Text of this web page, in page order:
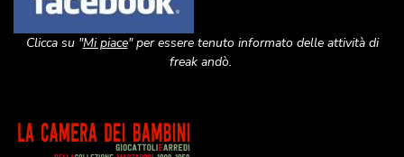
Clicca su "Mi piace" per essere tenuto informato delle attività di
freak andò.
Image